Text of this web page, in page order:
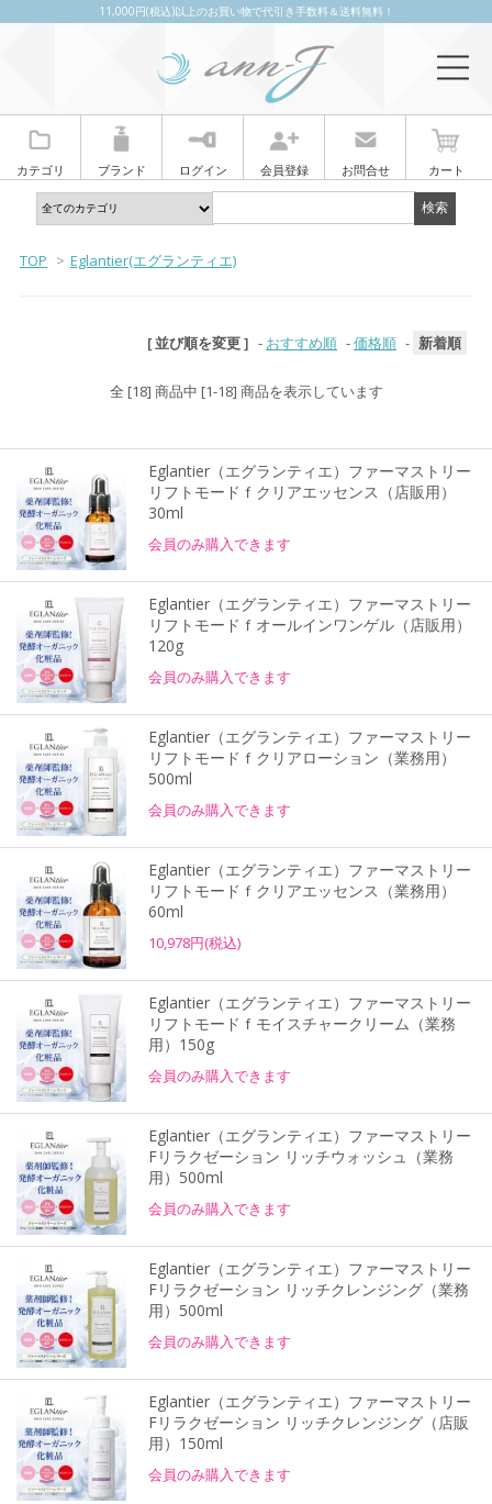
11,000円(税込)以上のお買い物で代引き手数料＆送料無料！
カテゴリ ブランド ログイン 会員登録 お問合せ カート
TOP > Eglantier(エグランティエ)
[ 並び順を変更 ] - おすすめ順 -価格順 - 新着順
全 [18] 商品中 [1-18] 商品を表示しています
Eglantier（エグランティエ）ファーマストリー
リフトモードｆクリアエッセンス（店販用）
30ml
会員のみ購入できます
Eglantier（エグランティエ）ファーマストリー
リフトモードｆオールインワンゲル（店販用）
120g
会員のみ購入できます
Eglantier（エグランティエ）ファーマストリー
リフトモードｆクリアローション（業務用）
500ml
会員のみ購入できます
Eglantier（エグランティエ）ファーマストリー
リフトモードｆクリアエッセンス（業務用）
60ml
10,978円(税込)
Eglantier（エグランティエ）ファーマストリー
リフトモードｆモイスチャークリーム（業務
用）150g
会員のみ購入できます
Eglantier（エグランティエ）ファーマストリー
Fリラクゼーション リッチウォッシュ（業務
用）500ml
会員のみ購入できます
Eglantier（エグランティエ）ファーマストリー
Fリラクゼーション リッチクレンジング（業務
用）500ml
会員のみ購入できます
Eglantier（エグランティエ）ファーマストリー
Fリラクゼーション リッチクレンジング（店販
用）150ml
会員のみ購入できます